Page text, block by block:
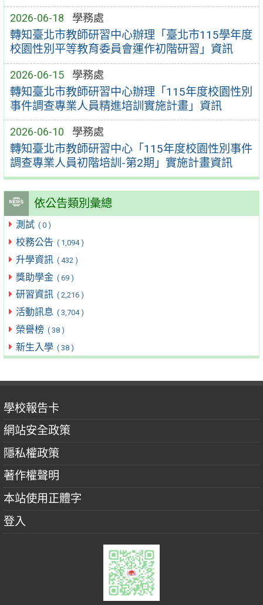
2026-06-18 學務處
轉知臺北市教師研習中心辦理「臺北市115學年度
校園性別平等教育委員會運作初階研習」資訊
2026-06-15 學務處
轉知臺北市教師研習中心辦理「115年度校園性別
事件調查專業人員精進培訓實施計畫」資訊
2026-06-10 學務處
轉知臺北市教師研習中心「115年度校園性別事件
調查專業人員初階培訓-第2期」實施計畫資訊
依公告類別彙總
測試 ( 0 )
校務公告 ( 1,094 )
升學資訊 ( 432 )
獎助學金 ( 69 )
研習資訊 ( 2,216 )
活動訊息 ( 3,704 )
榮譽榜 ( 38 )
新生入學 ( 38 )
學校報告卡
網站安全政策
隱私權政策
著作權聲明
本站使用正體字
登入